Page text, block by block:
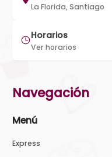
La Florida, Santiago
Horarios
Ver horarios
Navegación
Menú
Express